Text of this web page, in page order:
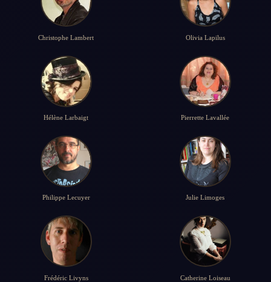
Christophe Lambert Olivia Lapilus
Hélène Larbaigt Pierrette Lavallée
Philippe Lecuyer Julie Limoges
Frédéric Livyns Catherine Loiseau